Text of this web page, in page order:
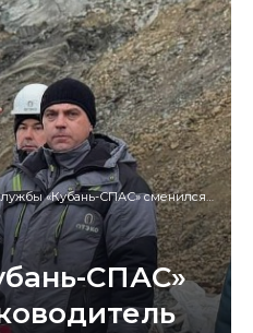
«Кубань-СПАС» сменился руководитель
СПАС»